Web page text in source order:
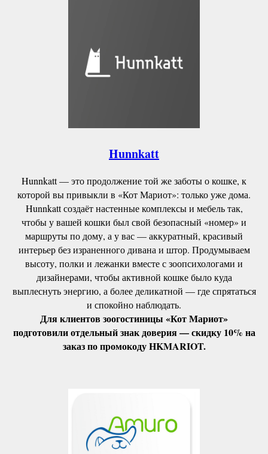
Hunnkatt
Hunnkatt — это продолжение той же заботы о кошке, к
которой вы привыкли в «Кот Мариот»: только уже дома.
Hunnkatt создаёт настенные комплексы и мебель так,
чтобы у вашей кошки был свой безопасный «номер» и
маршруты по дому, а у вас — аккуратный, красивый
интерьер без израненного дивана и штор. Продумываем
высоту, полки и лежанки вместе с зоопсихологами и
дизайнерами, чтобы активной кошке было куда
выплеснуть энергию, а более деликатной — где спрятаться
и спокойно наблюдать.
Для клиентов зоогостиницы «Кот Мариот»
подготовили отдельный знак доверия — скидку 10% на
заказ по промокоду HKMARIOT.